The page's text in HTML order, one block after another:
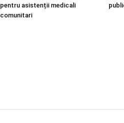
pentru asistenții medicali
comunitari